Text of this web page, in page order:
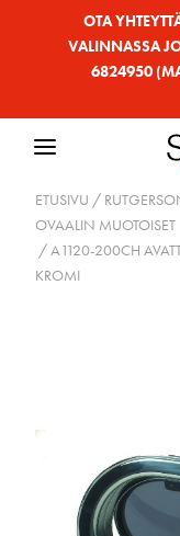
OTA
VALINNASSA
6824950
ETUSIVU /
OVAALIN MUOTOISET
/ A1120-200CH
KROMI